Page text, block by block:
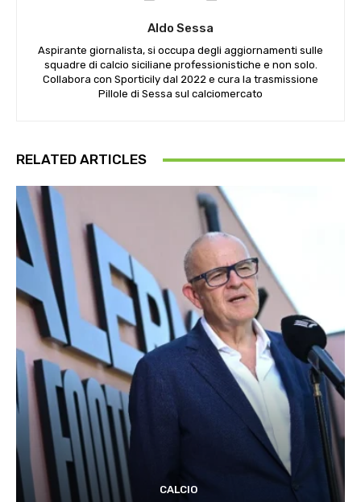
Aldo Sessa
Aspirante giornalista, si occupa degli aggiornamenti sulle
squadre di calcio siciliane professionistiche e non solo.
Collabora con Sporticily dal 2022 e cura la trasmissione
Pillole di Sessa sul calciomercato
RELATED ARTICLES
CALCIO